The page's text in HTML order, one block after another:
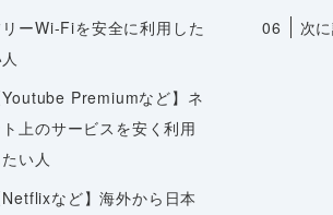
リーWi-Fiを安全に利用した
Youtube Premiumなど】ネ
ト上のサービスを安く利用
たい人
Netflixなど】海外から日本
06
次